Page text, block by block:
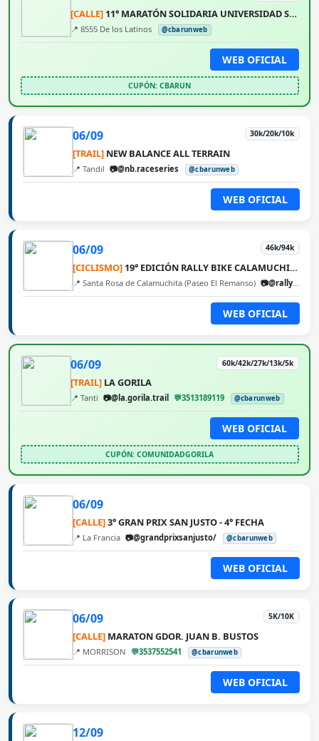
[CALLE]11° MARATÓN SOLIDARIA UNIVERSIDAD SIGLO 21
📍 8555 De los Latinos @cbarunweb
WEB OFICIAL
CUPÓN: CBARUN
06/09 30k/20k/10k
[TRAIL] NEW BALANCE ALL TERRAIN
📍 Tandil 📷@nb.raceseries @cbarunweb
WEB OFICIAL
06/09 46k/94k
[CICLISMO] 19° EDICIÓN RALLY BIKE CALAMUCHITA
📍 Santa Rosa de Calamuchita (Paseo El Remanso) 📷@rallybikecalamuchita
WEB OFICIAL
06/09 60k/42k/27k/13k/5k
[TRAIL]LA GORILA
📍 Tanti 📷@la.gorila.trail 💬3513189119 @cbarunweb
WEB OFICIAL
CUPÓN: COMUNIDADGORILA
06/09
[CALLE]3° GRAN PRIX SAN JUSTO - 4° FECHA
📍 La Francia 📷@grandprixsanjusto/ @cbarunweb
WEB OFICIAL
06/09 5K/10K
[CALLE] MARATON GDOR. JUAN B. BUSTOS
📍 MORRISON 💬3537552541 @cbarunweb
WEB OFICIAL
12/09